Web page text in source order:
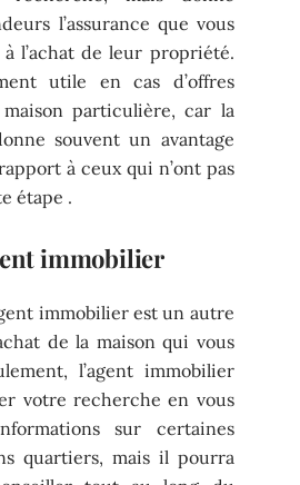
l’assurance que vous
l’achat de leur propriété.
utile en cas d’offres
particulière, car la
souvent un avantage
à ceux qui n’ont pas
étape .
immobilier
immobilier est un autre
de la maison qui vous
l’agent immobilier
votre recherche en vous
sur certaines
quartiers, mais il pourra